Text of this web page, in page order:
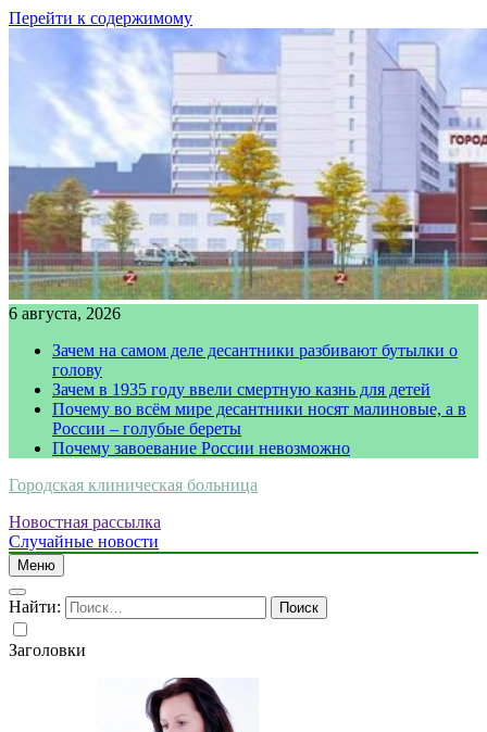
Перейти к содержимому
6 августа, 2026
Зачем на самом деле десантники разбивают бутылки о
голову
Зачем в 1935 году ввели смертную казнь для детей
Почему во всём мире десантники носят малиновые, а в
России – голубые береты
Почему завоевание России невозможно
Городская клиническая больница
Новостная рассылка
Случайные новости
Меню
Найти:
Заголовки